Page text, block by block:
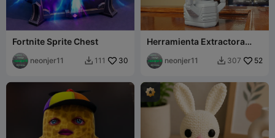
Fortnite Sprite Chest
neonjer11  111 30
Herramienta Extractora
Portátil de Fortnite para
Sprites por Neonjer11
neonjer11  307 52